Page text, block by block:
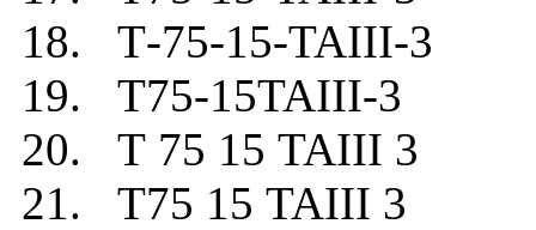
18. Т-75-15-TAIII-3
19. Т75-15TAIII-3
20. Т 75 15 TAIII 3
21. Т75 15 TAIII 3